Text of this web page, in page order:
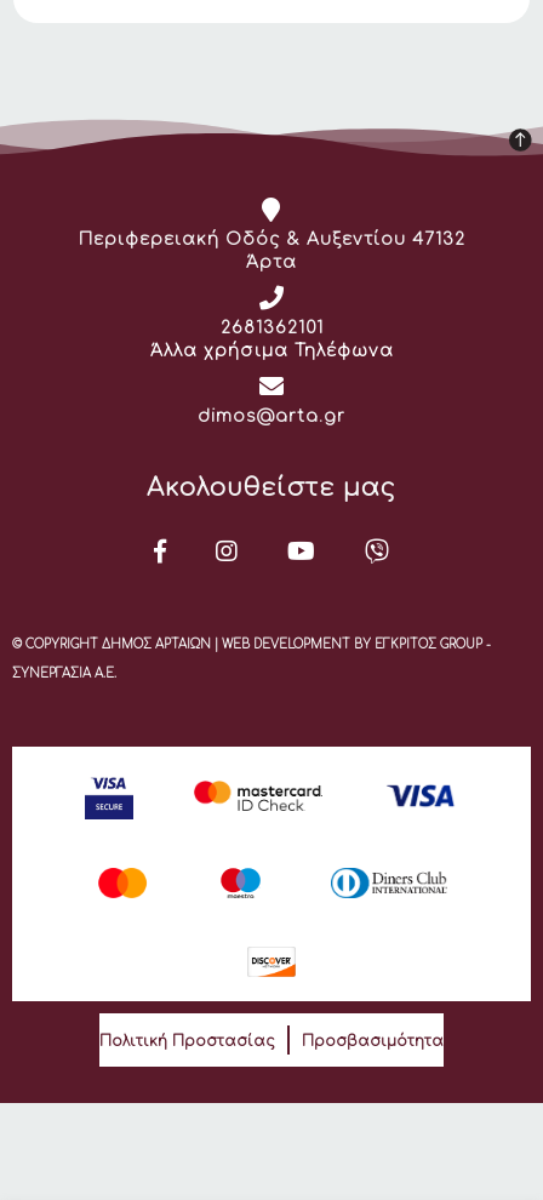
Διεύθυνση:
Περιφερειακή Οδός & Αυξεντίου 47132
Άρτα
Τηλέφωνο:
2681362101
Άλλα χρήσιμα Τηλέφωνα
Email:
dimos@arta.gr
Ακολουθείστε μας
© COPYRIGHT ΔΗΜΟΣ ΑΡΤΑΙΩΝ | WEB DEVELOPMENT BY ΕΓΚΡΙΤΟΣ GROUP -
ΣΥΝΕΡΓΑΣΙΑ Α.Ε.
Πολιτική Προστασίας Προσβασιμότητα